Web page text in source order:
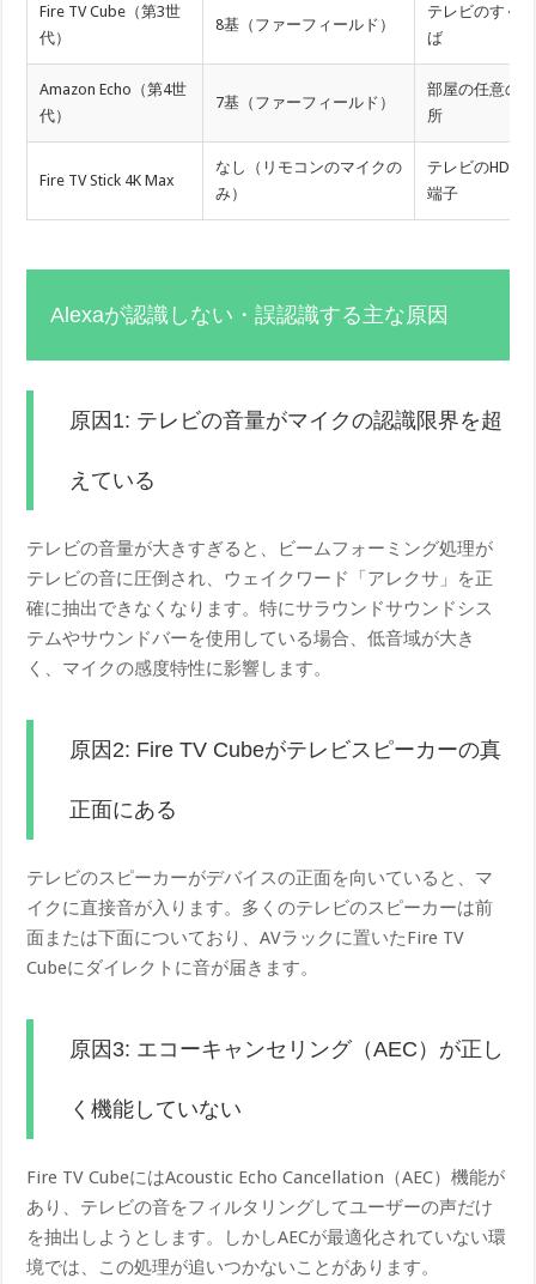
Fire TV Cube（第3世
代）
8基（ファーフィールド）
テレビのすぐそ
ば
Amazon Echo（第4世
代）
7基（ファーフィールド）
部屋の任意の場
所
Fire TV Stick 4K Max
なし（リモコンのマイクの
み）
テレビのHDMI
端子
Alexaが認識しない・誤認識する主な原因
原因1: テレビの音量がマイクの認識限界を超
えている
テレビの音量が大きすぎると、ビームフォーミング処理が
テレビの音に圧倒され、ウェイクワード「アレクサ」を正
確に抽出できなくなります。特にサラウンドサウンドシス
テムやサウンドバーを使用している場合、低音域が大き
く、マイクの感度特性に影響します。
原因2: Fire TV Cubeがテレビスピーカーの真
正面にある
テレビのスピーカーがデバイスの正面を向いていると、マ
イクに直接音が入ります。多くのテレビのスピーカーは前
面または下面についており、AVラックに置いたFire TV
Cubeにダイレクトに音が届きます。
原因3: エコーキャンセリング（AEC）が正し
く機能していない
Fire TV CubeにはAcoustic Echo Cancellation（AEC）機能が
あり、テレビの音をフィルタリングしてユーザーの声だけ
を抽出しようとします。しかしAECが最適化されていない環
境では、この処理が追いつかないことがあります。